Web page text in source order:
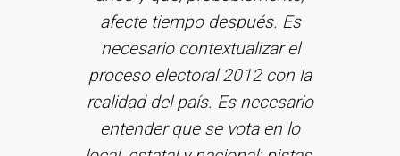
afecte tiempo después. Es
necesario contextualizar el
proceso electoral 2012 con la
realidad del país. Es necesario
entender que se vota en lo